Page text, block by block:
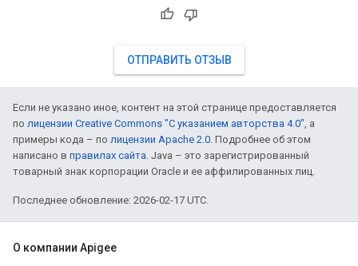
ОТПРАВИТЬ ОТЗЫВ
Если не указано иное, контент на этой странице предоставляется
по лицензии Creative Commons "С указанием авторства 4.0", а
примеры кода – по лицензии Apache 2.0. Подробнее об этом
написано в правилах сайта. Java – это зарегистрированный
товарный знак корпорации Oracle и ее аффилированных лиц.
Последнее обновление: 2026-02-17 UTC.
О компании Apigee